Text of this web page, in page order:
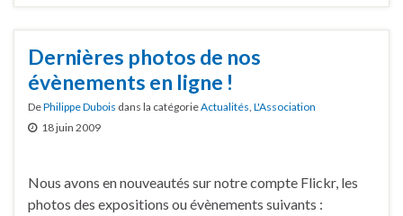
Dernières photos de nos
évènements en ligne !
DePhilippe Dubois dans la catégorieActualités, L'Association
18 juin 2009
Nous avons en nouveautés sur notre compte Flickr, les
photos des expositions ou évènements suivants :